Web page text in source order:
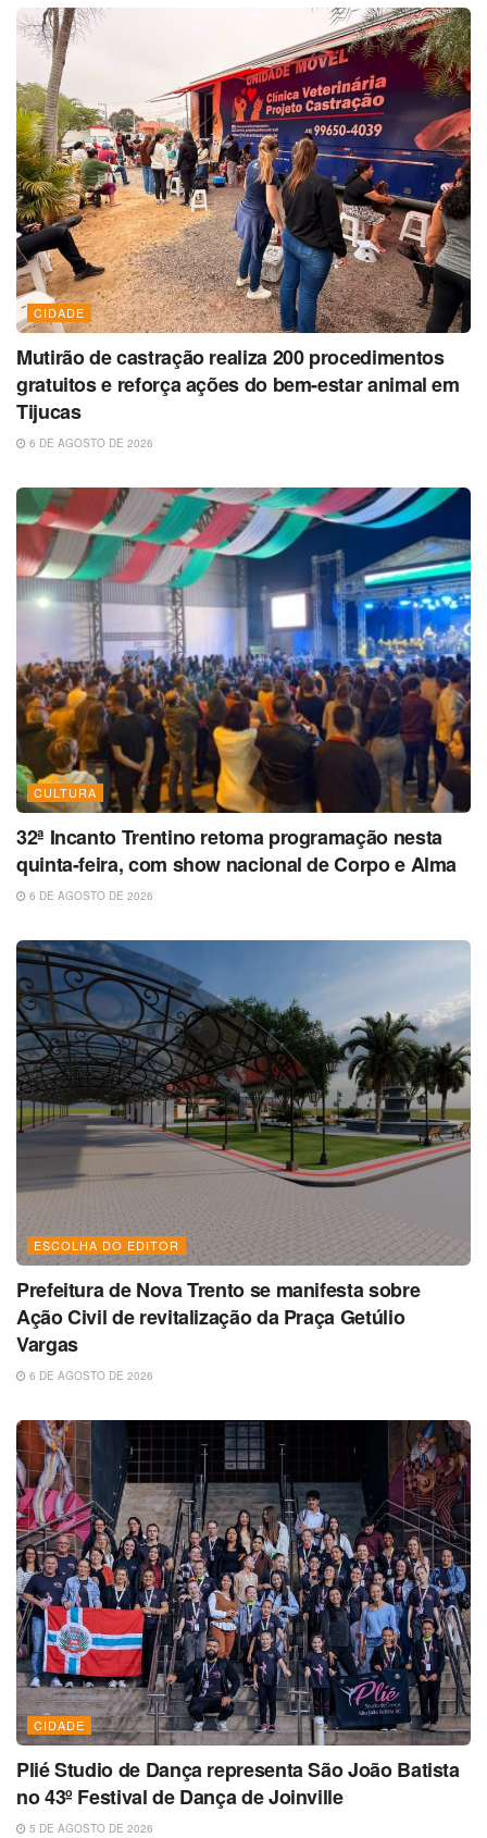
CIDADE
Mutirão de castração realiza 200 procedimentos
gratuitos e reforça ações do bem-estar animal em
Tijucas
6 DE AGOSTO DE 2026
CULTURA
32ª Incanto Trentino retoma programação nesta
quinta-feira, com show nacional de Corpo e Alma
6 DE AGOSTO DE 2026
ESCOLHA DO EDITOR
Prefeitura de Nova Trento se manifesta sobre
Ação Civil de revitalização da Praça Getúlio
Vargas
6 DE AGOSTO DE 2026
CIDADE
Plié Studio de Dança representa São João Batista
no 43º Festival de Dança de Joinville
5 DE AGOSTO DE 2026